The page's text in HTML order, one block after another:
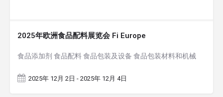
2025年欧洲食品配料展览会 Fi Europe
食品添加剂 食品配料 食品包装及设备 食品包装材料和机械
2025年 12月 2日 - 2025年 12月 4日